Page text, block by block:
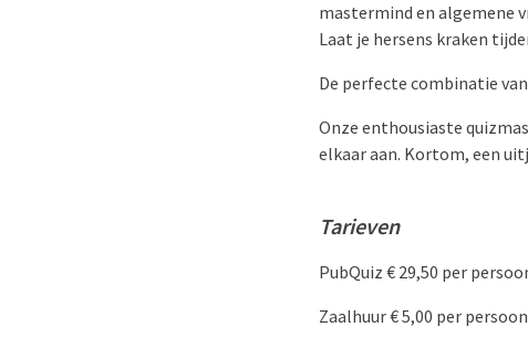
mastermind en algemene
Laat je hersens kraken
De perfecte combinatie
Onze enthousiaste
elkaar aan. Kortom, een
Tarieven
PubQuiz € 29,50 per
Zaalhuur € 5,00 per persoon